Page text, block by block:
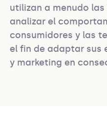
utilizan a menudo
analizar el
consumidores y las
el fin de adaptar sus
y marketing en